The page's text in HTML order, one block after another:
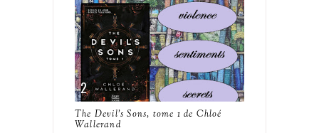
The Devil's Sons, tome 1 de Chloé
Wallerand